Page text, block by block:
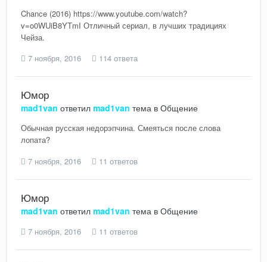
Chance (2016) https://www.youtube.com/watch?
v=o0WUiB8YTmI Отличный сериал, в лучших традициях
Чейза.
7 ноября, 2016
114 ответа
Юмор
mad1van ответил mad1van тема в Общение
Обычная русская недорэпчина. Смеяться после слова
лопата?
7 ноября, 2016
11 ответов
Юмор
mad1van ответил mad1van тема в Общение
7 ноября, 2016 11 ответов